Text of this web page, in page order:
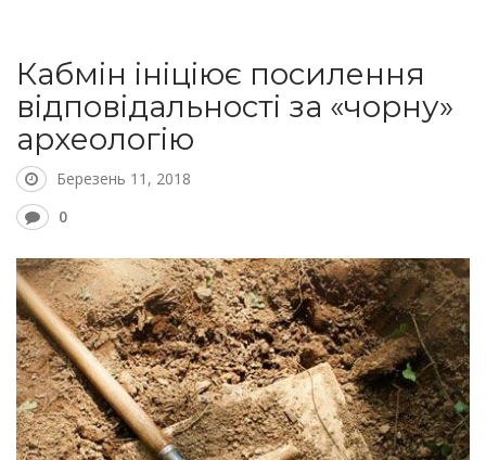
Кабмін ініціює посилення
відповідальності за «чорну»
археологію
Березень 11, 2018
0